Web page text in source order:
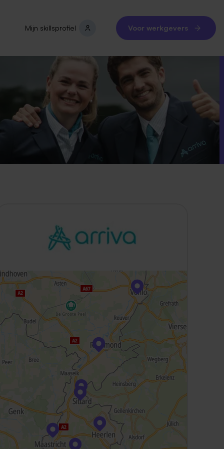
Mijn skillsprofiel Voor werkgevers